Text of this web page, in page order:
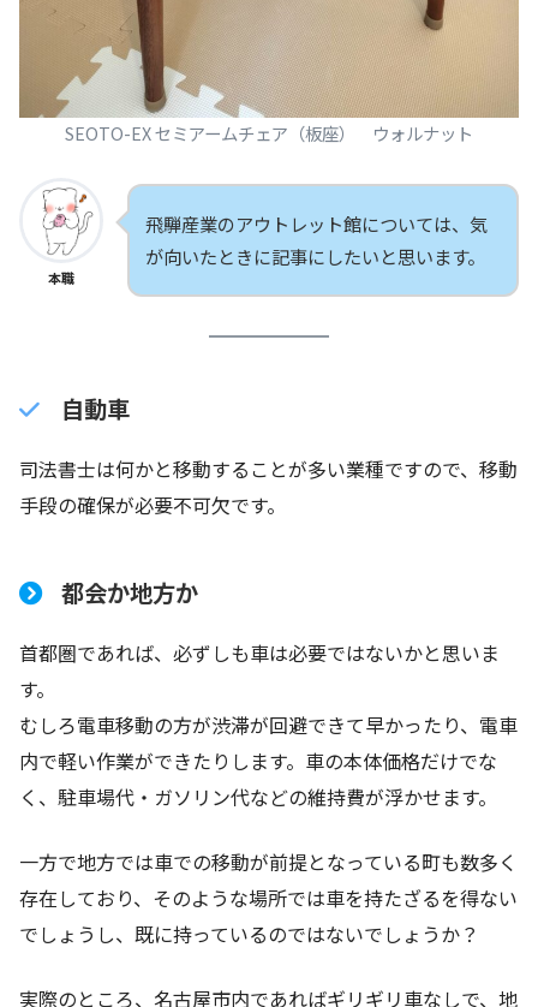
SEOTO-EX セミアームチェア（板座） ウォルナット
本職
飛騨産業のアウトレット館については、気
が向いたときに記事にしたいと思います。
自動車
司法書士は何かと移動することが多い業種ですので、移動
手段の確保が必要不可欠です。
都会か地方か
首都圏であれば、必ずしも車は必要ではないかと思いま
す。
むしろ電車移動の方が渋滞が回避できて早かったり、電車
内で軽い作業ができたりします。車の本体価格だけでな
く、駐車場代・ガソリン代などの維持費が浮かせます。
一方で地方では車での移動が前提となっている町も数多く
存在しており、そのような場所では車を持たざるを得ない
でしょうし、既に持っているのではないでしょうか？
実際のところ、名古屋市内であればギリギリ車なしで、地